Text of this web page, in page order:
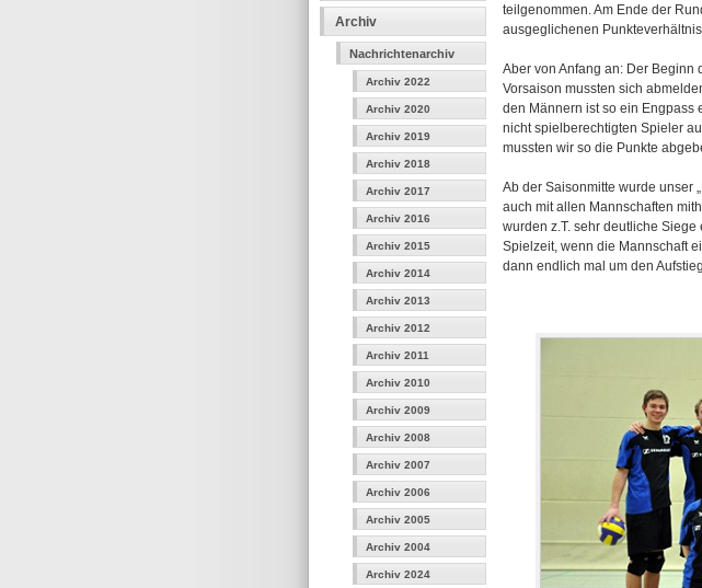
Archiv
Nachrichtenarchiv
Archiv 2022
Archiv 2020
Archiv 2019
Archiv 2018
Archiv 2017
Archiv 2016
Archiv 2015
Archiv 2014
Archiv 2013
Archiv 2012
Archiv 2011
Archiv 2010
Archiv 2009
Archiv 2008
Archiv 2007
Archiv 2006
Archiv 2005
Archiv 2004
Archiv 2024
teilgenommen. Am Ende der
ausgeglichenen
Aber von Anfang an: Der
Vorsaison mussten sich
den Männern ist so ein Engpass
nicht spielberechtigten Spieler
mussten wir so die Punkte
Ab der Saisonmitte wurde unser
auch mit allen Mannschaften
wurden z.T. sehr deutliche
Spielzeit, wenn die Mannschaft
dann endlich mal um den